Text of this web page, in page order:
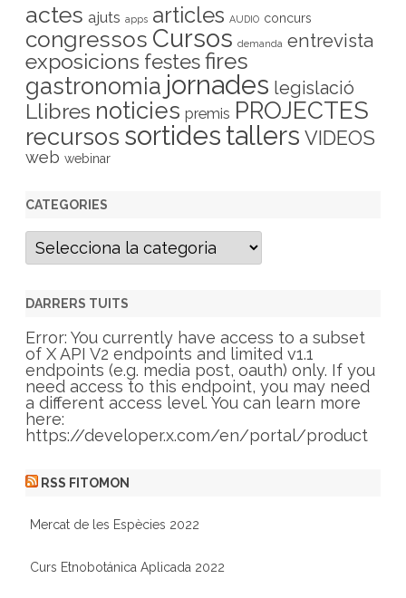
actes ajuts apps articles AUDIO concurs
congressos Cursos demanda entrevista
exposicions festesfires
gastronomia jornades legislació
Llibres noticies premis PROJECTES
recursos sortides tallers VIDEOS
web webinar
CATEGORIES
C
g
r
i
e
s
DARRERS TUITS
Error: You currently have access to a subset
of X API V2 endpoints and limited v1.1
endpoints (e.g. media post, oauth) only. If you
need access to this endpoint, you may need
a different access level. You can learn more
here:
https://developer.x.com/en/portal/product
RSS FITOMON
Mercat de les Espècies 2022
Curs Etnobotánica Aplicada 2022